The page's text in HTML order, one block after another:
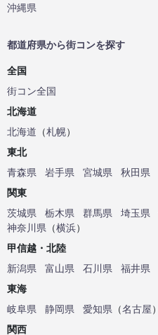
沖縄県
都道府県から街コンを探す
全国
街コン全国
北海道
北海道 （札幌）
東北
青森県
岩手県 宮城県 秋田県
関東
茨城県
栃木県 群馬県 埼玉県
神奈川県 （横浜）
甲信越・北陸
新潟県
富山県 石川県 福井県
東海
岐阜県
静岡県 愛知県 （名古屋）
関西